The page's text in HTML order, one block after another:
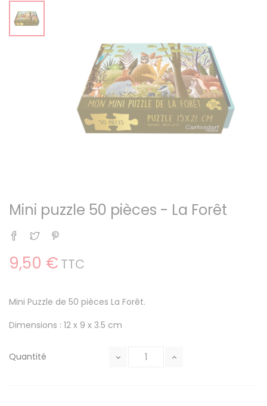
Mini puzzle 50 pièces - La Forêt
Partager
Tweet
9,50 € TTC
Mini Puzzle de 50 pièces La Forêt.
Dimensions : 12 x 9 x 3.5 cm
Quantité